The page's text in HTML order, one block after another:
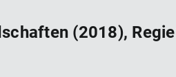
(2018),